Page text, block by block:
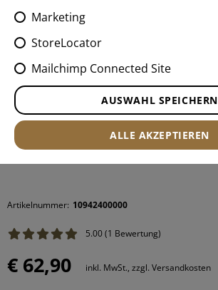
Artikelnummer: 10942400000
5.00 (1 Bewertung)
€ 62,90 inkl. MwSt., zzgl. Versandkosten
Marketing
StoreLocator
Mailchimp Connected Site
AUSWAHL SPEICHERN
ALLE AKZEPTIEREN